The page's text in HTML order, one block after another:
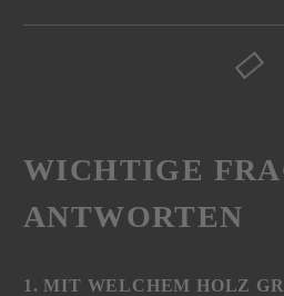
WICHTIGE
ANTWORTEN
1. MIT WELCHEM HOLZ